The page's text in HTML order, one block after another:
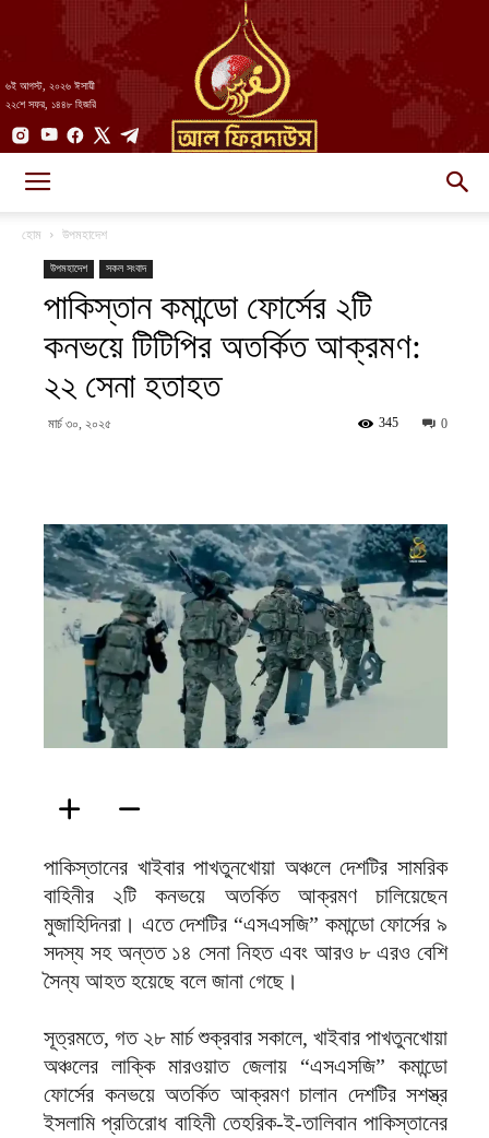
৬ই আগস্ট, ২০২৬ ঈসায়ী
২২শে সফর, ১৪৪৮ হিজরি
||
হোম উপমহাদেশ
উপমহাদেশ সকল সংবাদ
পাকিস্তান কমান্ডো ফোর্সের ২টি
কনভয়ে টিটিপির অতর্কিত আক্রমণ:
২২ সেনা হতাহত
মার্চ ৩০, ২০২৫ 0
345
পাকিস্তানের খাইবার পাখতুনখোয়া অঞ্চলে দেশটির সামরিক
বাহিনীর ২টি কনভয়ে অতর্কিত আক্রমণ চালিয়েছেন
মুজাহিদিনরা। এতে দেশটির “এসএসজি” কমান্ডো ফোর্সের ৯
সদস্য সহ অন্তত ১৪ সেনা নিহত এবং আরও ৮ এরও বেশি
সৈন্য আহত হয়েছে বলে জানা গেছে।
সূত্রমতে, গত ২৮ মার্চ শুক্রবার সকালে, খাইবার পাখতুনখোয়া
অঞ্চলের লাক্কি মারওয়াত জেলায় “এসএসজি” কমান্ডো
ফোর্সের কনভয়ে অতর্কিত আক্রমণ চালান দেশটির সশস্ত্র
ইসলামি প্রতিরোধ বাহিনী তেহরিক-ই-তালিবান পাকিস্তানের